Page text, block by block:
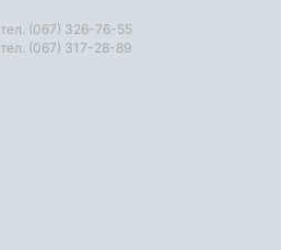
тел. (067) 326-76-55
тел. (067) 317-28-89